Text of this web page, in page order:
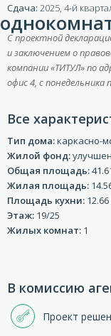
Сдача: 2025, 4-й
С проектной
и заключением о
компании «ТИТУЛ» по
офис 4, с понедельника
Все
Тип дома:каркасно-
Жилой фонд:
Общая площадь:
Жилая площадь:
Площадь кухни: 12.66
Этаж: 19/25
Жилых комнат: 1
В комиссию
Проект